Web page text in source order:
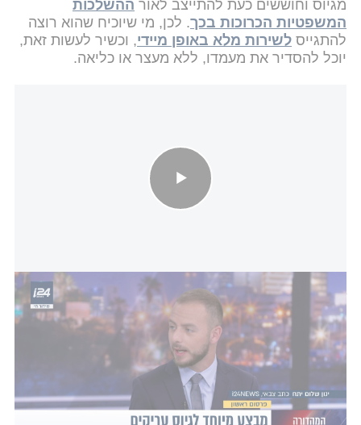
מגיוס וחוששים כעת להתייצב לאור ההשלכות
המשפטיות הכרוכות בכך. לכן, מי שיוכיח שהוא רוצה
להתגייס לשירות מלא באופן מיידי, וכשיר לעשות זאת,
יוכל להסדיר את מעמדו, ללא מעצר או כליאה.
הזדמנות אחרונה להימנע ממאסר: המבצע המיוחד של צה"ל לגיוס
עריקים
מי שיבקשו להתגייס במסגרת המבצע, יידרשו להגיע
ערוכים ליציאה לטירונות ביום ההתייצבות במיטב,
ולהתמיד בשירות תקין ללא היעדרויות או בקשות פטור.
במקרה שיעמדו בתנאים אלו, ולא יגיעו במהלך שירותם
למעצר או למאסר בפועל, יאפשר את סיום ההליכים
כנגדם בצה"ל.